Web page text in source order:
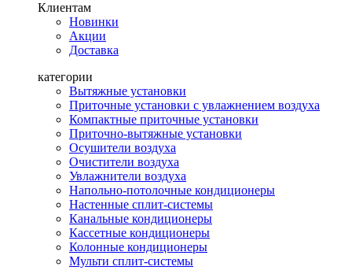
Клиентам
Новинки
Акции
Доставка
категории
Вытяжные установки
Приточные установки с увлажнением воздуха
Компактные приточные установки
Приточно-вытяжные установки
Осушители воздуха
Очистители воздуха
Увлажнители воздуха
Напольно-потолочные кондиционеры
Настенные сплит-системы
Канальные кондиционеры
Кассетные кондиционеры
Колонные кондиционеры
Мульти сплит-системы